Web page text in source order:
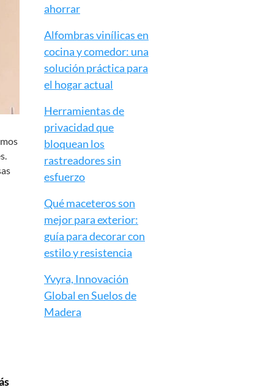
ahorrar
Alfombras vinílicas en
cocina y comedor: una
solución práctica para
el hogar actual
Herramientas de
privacidad que
bloquean los
rastreadores sin
esfuerzo
Qué maceteros son
mejor para exterior:
guía para decorar con
estilo y resistencia
Yvyra, Innovación
Global en Suelos de
Madera